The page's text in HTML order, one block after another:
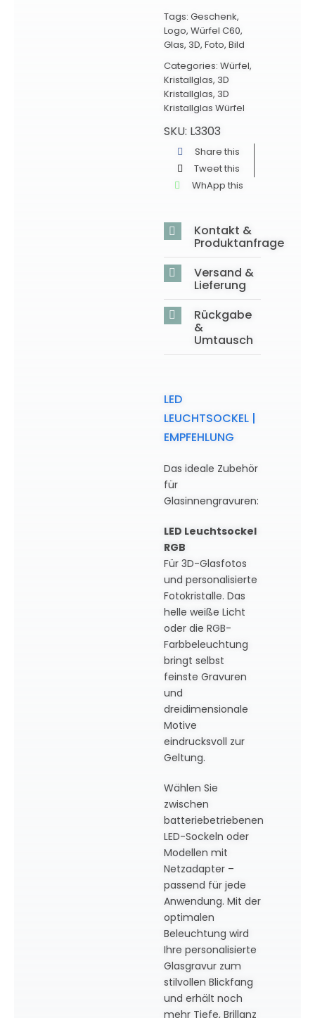
Tags: Geschenk,
Logo, Würfel C60,
Glas, 3D, Foto, Bild
Categories: Würfel,
Kristallglas, 3D
Kristallglas, 3D
Kristallglas Würfel
SKU: L3303
Share this
Tweet this
WhApp this
Kontakt &
Produktanfrage
Versand &
Lieferung
Rückgabe
&
Umtausch
LED
LEUCHTSOCKEL |
EMPFEHLUNG
Das ideale Zubehör
für
Glasinnengravuren:
LED Leuchtsockel
RGB
Für 3D-Glasfotos
und personalisierte
Fotokristalle. Das
helle weiße Licht
oder die RGB-
Farbbeleuchtung
bringt selbst
feinste Gravuren
und
dreidimensionale
Motive
eindrucksvoll zur
Geltung.
Wählen Sie
zwischen
batteriebetriebenen
LED-Sockeln oder
Modellen mit
Netzadapter –
passend für jede
Anwendung. Mit der
optimalen
Beleuchtung wird
Ihre personalisierte
Glasgravur zum
stilvollen Blickfang
und erhält noch
mehr Tiefe, Brillanz